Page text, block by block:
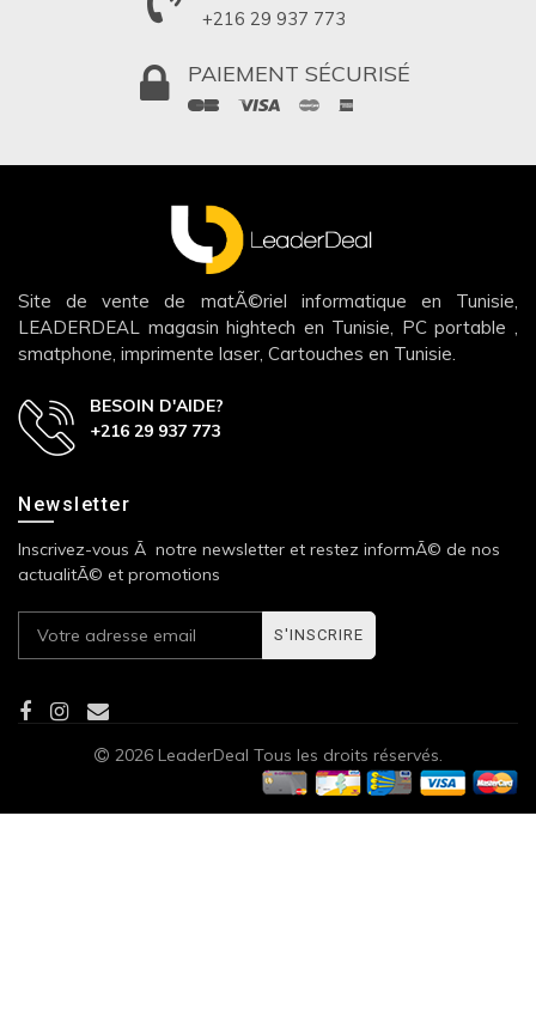
+216 29 937 773
PAIEMENT SÉCURISÉ
Site de vente de matÃ©riel informatique en Tunisie,
LEADERDEAL magasin hightech en Tunisie, PC portable ,
smatphone, imprimente laser, Cartouches en Tunisie.
BESOIN D'AIDE?
+216 29 937 773
Newsletter
Inscrivez-vous Ã notre newsletter et restez informÃ© de nos
actualitÃ© et promotions
S'INSCRIRE
2026 LeaderDeal Tous les droits réservés.